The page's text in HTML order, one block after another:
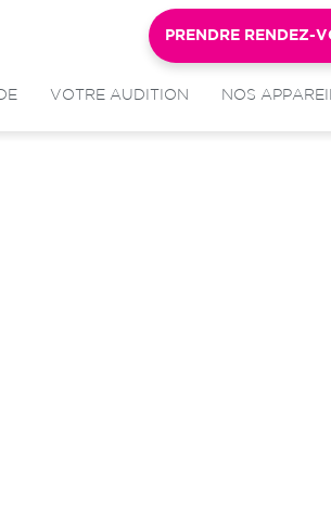
VOTRE AUDITION NOS
PRENDRE RENDEZ-